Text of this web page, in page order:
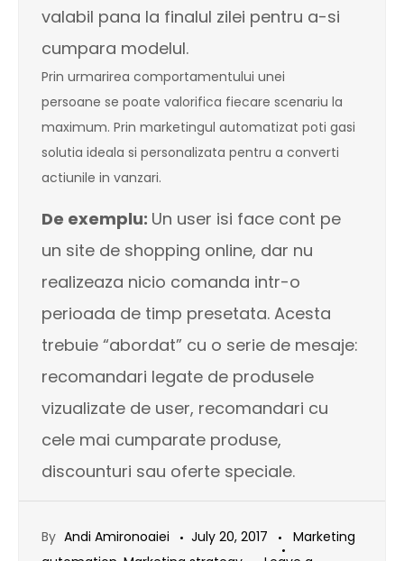
valabil pana la finalul zilei pentru a-si
cumpara modelul.
Prin urmarirea comportamentului unei
persoane se poate valorifica fiecare scenariu la
maximum. Prin marketingul automatizat poti gasi
solutia ideala si personalizata pentru a converti
actiunile in vanzari.
De exemplu: Un user isi face cont pe
un site de shopping online, dar nu
realizeaza nicio comanda intr-o
perioada de timp presetata. Acesta
trebuie “abordat” cu o serie de mesaje:
recomandari legate de produsele
vizualizate de user, recomandari cu
cele mai cumparate produse,
discounturi sau oferte speciale.
By Andi Amironoaiei July 20, 2017
Marketing